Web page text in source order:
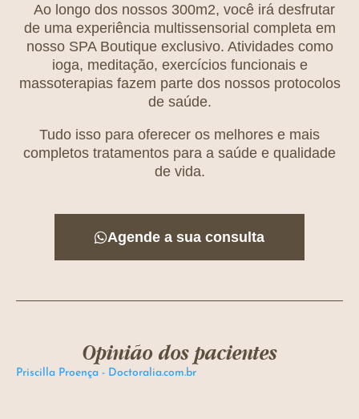
Ao longo dos nossos 300m2, você irá desfrutar
de uma experiência multissensorial completa em
nosso SPA Boutique exclusivo. Atividades como
ioga, meditação, exercícios funcionais e
massoterapias fazem parte dos nossos protocolos
de saúde.
Tudo isso para oferecer os melhores e mais
completos tratamentos para a saúde e qualidade
de vida.
Agende a sua consulta
Opinião dos pacientes
Priscilla Proença - Doctoralia.com.br